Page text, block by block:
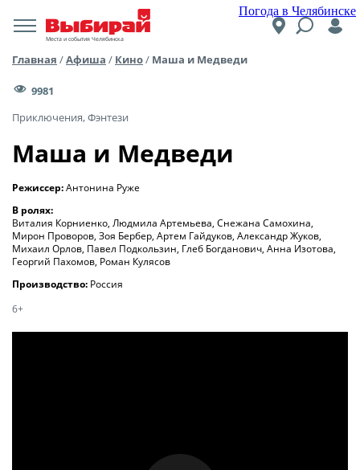
Погода в Челябинске
Места и события Челябинска
Главная /Афиша / Кино/ Маша и Медведи
9981
Приключения, Фэнтези
Маша и Медведи
Режиссер:Антонина Руже
В ролях:
Виталия Корниенко, Людмила Артемьева, Снежана Самохина,
Мирон Проворов, Зоя Бербер, Артем Гайдуков, Александр Жуков,
Михаил Орлов, Павел Подкользин, Глеб Богданович, Анна Изотова,
Георгий Пахомов, Роман Кулясов
Производство: Россия
6+